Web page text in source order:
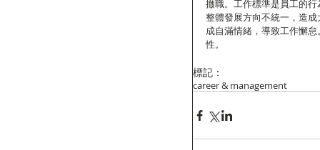
撤職。工作標準是員工的
整體發展方向不統一，造
成自滿情緒，導致工作懈
性。
標記：
career & management